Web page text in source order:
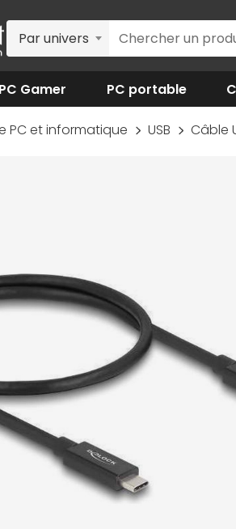
Par univers
PC Gamer PC portable
PC et informatique USB Câble